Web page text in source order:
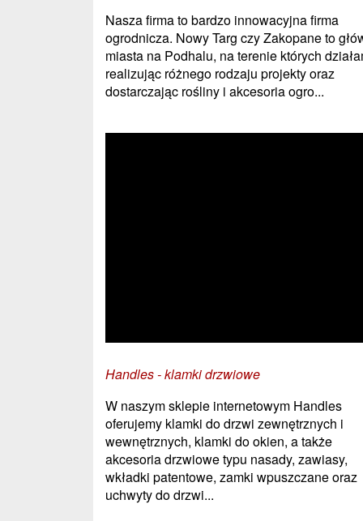
Nasza firma to bardzo innowacyjna firma
ogrodnicza. Nowy Targ czy Zakopane to
miasta na Podhalu, na terenie których
realizując różnego rodzaju projekty oraz
dostarczając rośliny i akcesoria ogro...
Handles - klamki drzwiowe
W naszym sklepie internetowym Handles
oferujemy klamki do drzwi zewnętrznych i
wewnętrznych, klamki do okien, a także
akcesoria drzwiowe typu nasady, zawiasy,
wkładki patentowe, zamki wpuszczane oraz
uchwyty do drzwi...